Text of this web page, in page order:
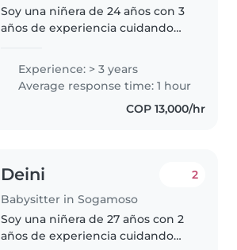
Soy una niñera de 24 años con 3
años de experiencia cuidando
pequeños. Tengo experiencia
trabajando con niños con
necesidades especiales, como el
TDAH. Soy responsable,..
Experience: > 3 years
Average response time: 1 hour
COP 13,000/hr
Deini
Babysitter in Sogamoso
2
Soy una niñera de 27 años con 2
años de experiencia cuidando